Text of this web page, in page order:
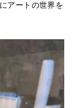
アートの世界を